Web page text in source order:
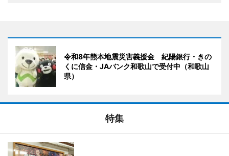
令和8年熊本地震災害義援金 紀陽銀行・きの
くに信金・JAバンク和歌山で受付中（和歌山
県）
特集